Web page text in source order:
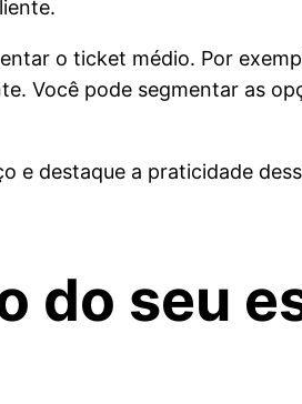
o ticket médio. Por
Você pode segmentar as
destaque a praticidade
do seu